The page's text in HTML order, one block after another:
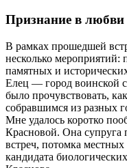
Признание в любви
В рамках прошедшей
несколько мероприятий:
памятных и
Елец — город воинской
было прочувствовать,
собравшимся из разных
Мне удалось коротко
Красновой. Она супруга
встреч, потомка
кандидата